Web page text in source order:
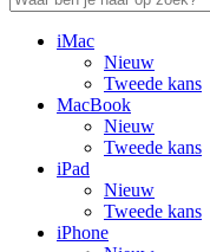
iMac
Nieuw
Tweede kans
MacBook
Nieuw
Tweede kans
iPad
Nieuw
Tweede kans
iPhone